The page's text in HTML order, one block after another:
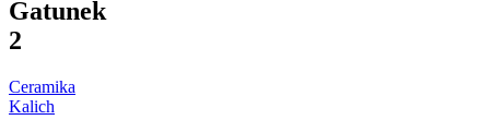
Gatunek
2
Ceramika
Kalich